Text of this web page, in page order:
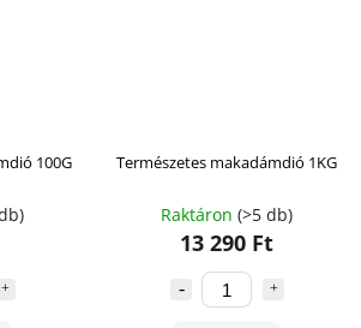
100G Természetes makadámdió 1KG
Raktáron (>5 db)
13 290 Ft